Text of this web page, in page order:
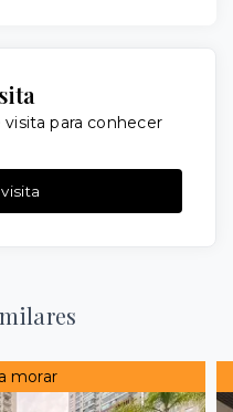
para conhecer
morar